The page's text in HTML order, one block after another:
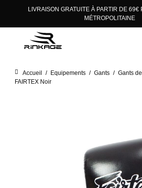
LIVRAISON GRATUITE À PARTIR DE 69€
MÉTROPOLITAINE
Accueil / Equipements / Gants / Gants
FAIRTEX Noir